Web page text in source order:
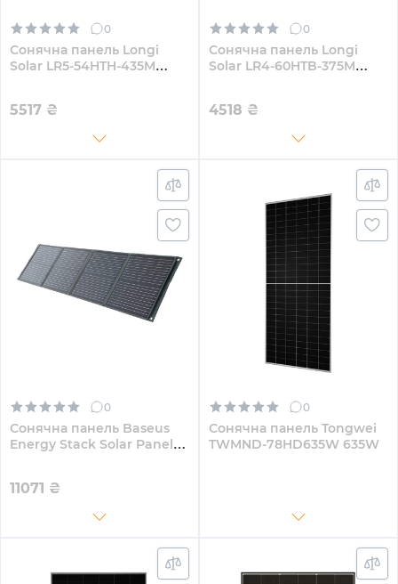
0
Сонячна панель Longi
Solar LR5-54HTH-435M
5517 ₴
0
Сонячна панель Longi
Solar LR4-60HTB-375M
4518 ₴
0
Сонячна панель Baseus
Energy Stack Solar Panel
11071 ₴
0
Сонячна панель Tongwei
TWMND-78HD635W 635W